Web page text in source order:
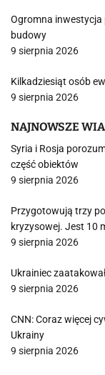
Ogromna inwestycja
budowy
9 sierpnia 2026
Kilkadziesiąt osób
9 sierpnia 2026
NAJNOWSZE
Syria i Rosja
część obiektów
9 sierpnia 2026
Przygotowują trzy
kryzysowej. Jest 10
9 sierpnia 2026
Ukrainiec
9 sierpnia 2026
CNN: Coraz więcej
Ukrainy
9 sierpnia 2026